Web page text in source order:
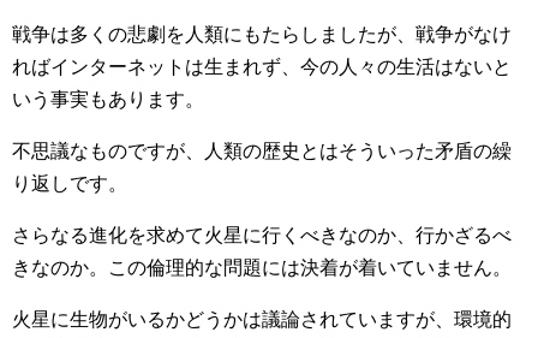
戦争は多くの悲劇を人類にもたらしましたが、戦争がなけ
ればインターネットは生まれず、今の人々の生活はないと
いう事実もあります。
不思議なものですが、人類の歴史とはそういった矛盾の繰
り返しです。
さらなる進化を求めて火星に行くべきなのか、行かざるべ
きなのか。この倫理的な問題には決着が着いていません。
火星に生物がいるかどうかは議論されていますが、環境的